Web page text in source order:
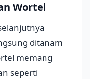
Wortel
ditanam
memang
seperti